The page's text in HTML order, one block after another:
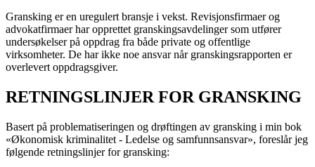
Gransking er en uregulert bransje i vekst. Revisjonsfirmaer og
advokatfirmaer har opprettet granskingsavdelinger som utfører
undersøkelser på oppdrag fra både private og offentlige
virksomheter. De har ikke noe ansvar når granskingsrapporten er
overlevert oppdragsgiver.
RETNINGSLINJER FOR GRANSKING
Basert på problematiseringen og drøftingen av gransking i min bok
«Økonomisk kriminalitet - Ledelse og samfunnsansvar», foreslår jeg
følgende retningslinjer for gransking: